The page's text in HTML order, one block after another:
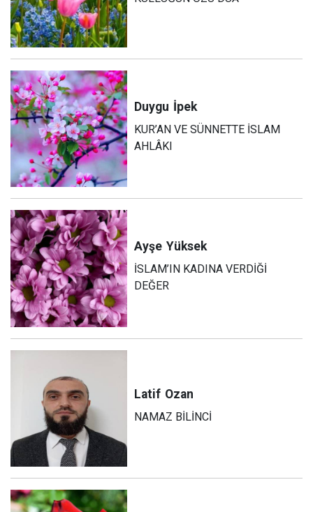
Duygu İpek
KUR’AN VE SÜNNETTE İSLAM
AHLÂKI
Ayşe Yüksek
İSLAM’IN KADINA VERDİĞİ
DEĞER
Latif Ozan
NAMAZ BİLİNCİ